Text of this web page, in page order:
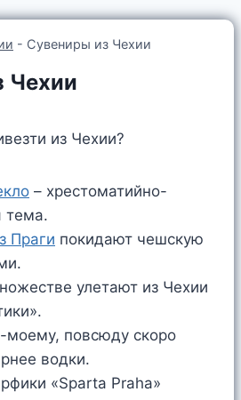
- Сувениры из Чехии
Чехии
из Чехии?
– хрестоматийно-
тема.
Праги покидают чешскую
улетают из Чехии
моему, повсюду скоро
водки.
«Sparta Praha»